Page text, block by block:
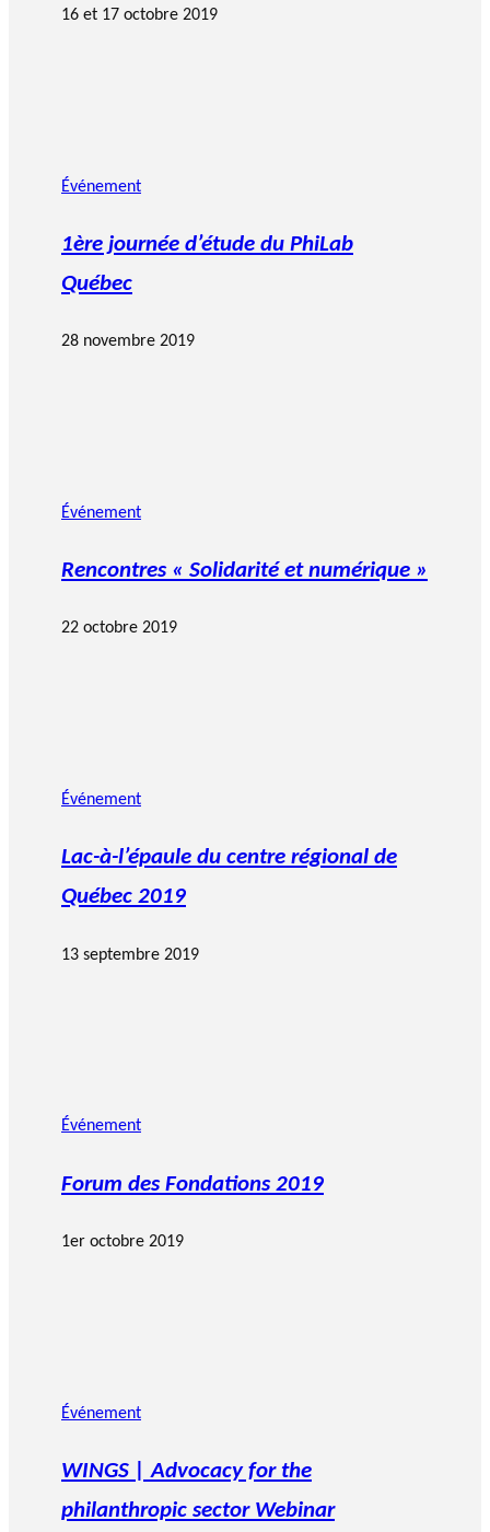
16 et 17 octobre 2019
Événement
1ère journée d’étude du PhiLab
Québec
28 novembre 2019
Événement
Rencontres « Solidarité et numérique »
22 octobre 2019
Événement
Lac-à-l’épaule du centre régional de
Québec 2019
13 septembre 2019
Événement
Forum des Fondations 2019
1er octobre 2019
Événement
WINGS | Advocacy for the
philanthropic sector Webinar